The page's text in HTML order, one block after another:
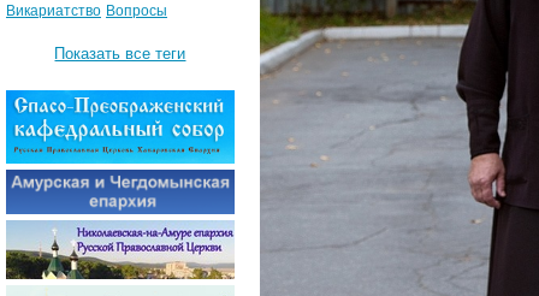
Викариатство Вопросы
Показать все теги